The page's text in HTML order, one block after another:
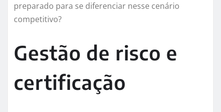
preparado para se diferenciar nesse cenário
competitivo?
Gestão de risco e
certificação